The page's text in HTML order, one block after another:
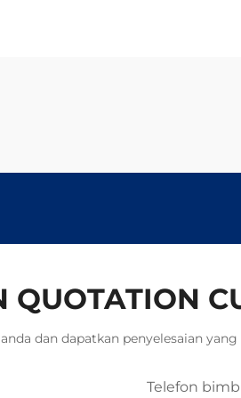
QUOTATION
dan dapatkan penyelesaian
Telefon